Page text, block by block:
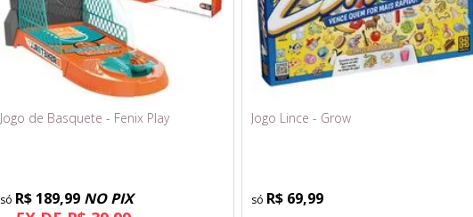
Jogo de Basquete - Fenix Play
R$ 189,99 NO PIX
Jogo Lince - Grow
R$ 69,99